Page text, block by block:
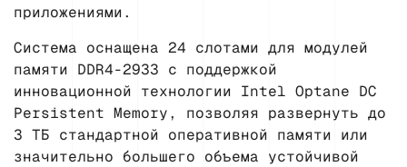
приложениями.
Система оснащена 24 слотами для модулей
памяти DDR4-2933 с поддержкой
инновационной технологии Intel Optane DC
Persistent Memory, позволяя развернуть до
3 ТБ стандартной оперативной памяти или
значительно большего объема устойчивой